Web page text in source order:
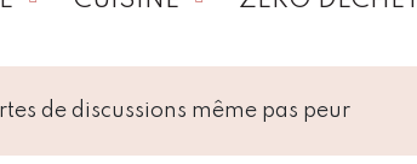
de discussions même pas peur